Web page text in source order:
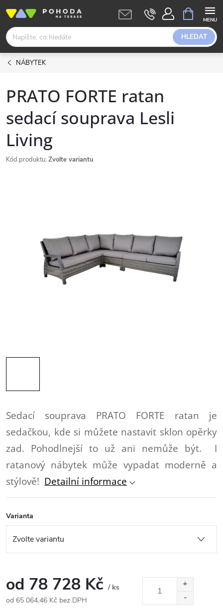
obsah
HLEDAT
NÁKUPNÍ
KOŠÍK
NÁBYTEK
PRATO FORTE ratan
sedací souprava Lesli
Living
Kód produktu: Zvolte variantu
Sedací souprava PRATO FORTE ratan je
sedačkou, kde si můžete nastavit sklon opěrky
zad. Pohodlnejší to už ani nemůže být. I
ratanový nábytek může vypadat moderně a
stýlově! Detailní informace
Varianta
od 78 728 Kč / ks
od 65 064,46 Kč bez DPH